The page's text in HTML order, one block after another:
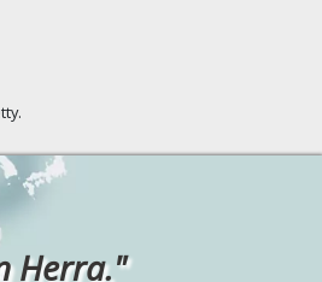
Herra."